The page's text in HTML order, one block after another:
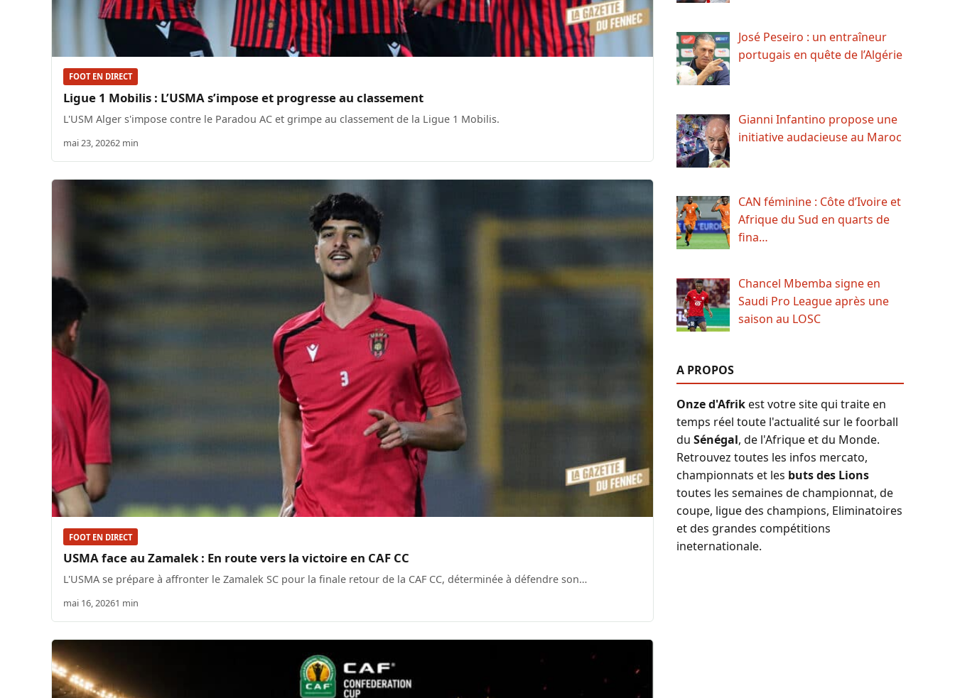
FOOT EN DIRECT
Ligue 1 Mobilis : L’USMA s’impose et progresse au classement
L'USM Alger s'impose contre le Paradou AC et grimpe au classement de la Ligue 1 Mobilis.
mai 23, 20262 min
FOOT EN DIRECT
USMA face au Zamalek : En route vers la victoire en CAF CC
L'USMA se prépare à affronter le Zamalek SC pour la finale retour de la CAF CC, déterminée à défendre son…
mai 16, 20261 min
José Peseiro : un entraîneur
portugais en quête de l’Algérie
Gianni Infantino propose une
initiative audacieuse au Maroc
CAN féminine : Côte d’Ivoire et
Afrique du Sud en quarts de
fina…
Chancel Mbemba signe en
Saudi Pro League après une
saison au LOSC
A PROPOS
Onze d'Afrikest votre site qui traite en
temps réel toute l'actualité sur le foorball
du Sénégal, de l'Afrique et du Monde.
Retrouvez toutes les infos mercato,
championnats et les buts des Lions
toutes les semaines de championnat, de
coupe, ligue des champions, Eliminatoires
et des grandes compétitions
ineternationale.